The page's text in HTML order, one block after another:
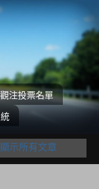
注投票名單
顯示所有文章